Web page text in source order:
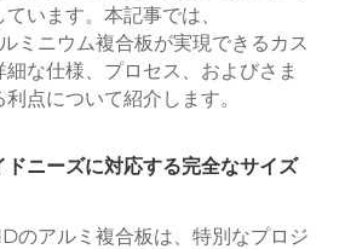
います。本記事では、
ミニウム複合板が実現できるカス
な仕様、プロセス、およびさま
点について紹介します。
ドニーズに対応する完全なサイズ
のアルミ複合板は、特別なプロジ